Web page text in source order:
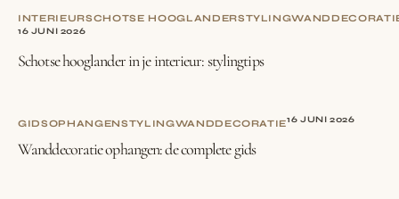
INTERIEURSCHOTSE HOOGLANDERSTYLING
16 JUNI 2026
Schotse hooglander in je interieur: stylingtips
GIDSOPHANGENSTYLINGWANDDECORATIE16 JUNI 2026
Wanddecoratie ophangen: de complete gids